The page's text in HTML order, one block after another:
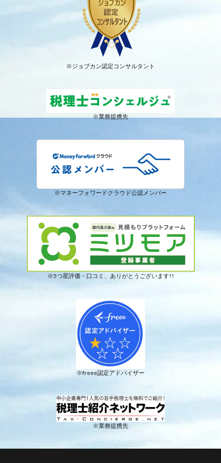
※ジョブカン認定コンサルタント
※業務提携先
※マネーフォワードクラウド公認メンバー
※5つ星評価・口コミ、ありがとうございます!!
※freee認定アドバイザー
※業務提携先